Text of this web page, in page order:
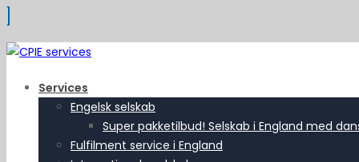
Services
Engelsk selskab
Super pakketilbud! Selskab i England med
Fulfilment service i England